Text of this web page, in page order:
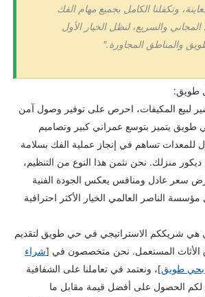
وتكفلنا الكامل بجميع مهام الفك
والسريع، لنظل الخيار الأول
والمناطق المجاورة."
طويق:
لبيع المكيفات، احرص على توفير وصول آمن
طويق يتميز بتوسع عمراني كبير وتصاميم
للمعدات تساهم في إنجاز عملية الفك بسلامة
منزلك. نحن نثمن هذا النوع من التنظيم،
عرض سعر عادل ومنافس يعكس الجودة الفنية
الناصر العالمي الخيار الأكثر احترافية
هي شريككم الاستراتيجي في حي طويق لتقديم
المستعمل. نحن متخصصون في [شراء
بحي طويق]، ونعتمد في تعاملنا على الشفافية
لكم الحصول على أفضل قيمة مقابل ما